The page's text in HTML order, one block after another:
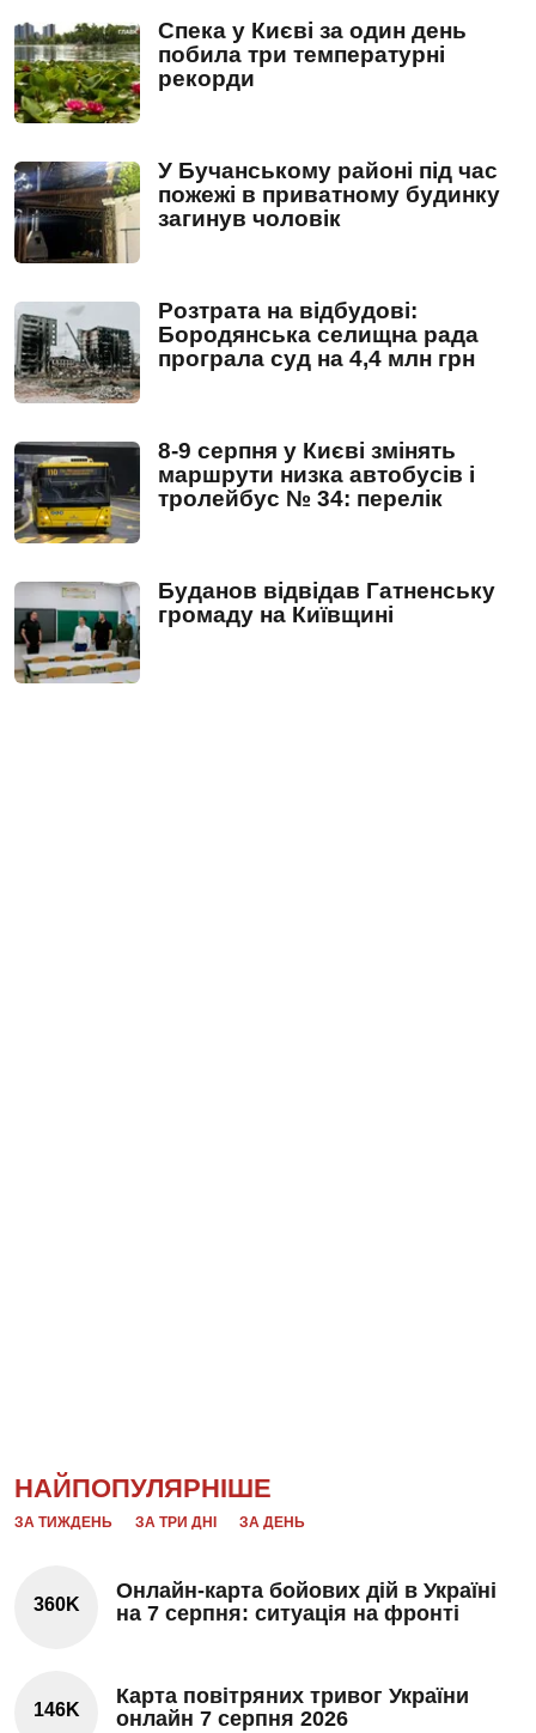
Спека у Києві за один день
побила три температурні
рекорди
У Бучанському районі під час
пожежі в приватному будинку
загинув чоловік
Розтрата на відбудові:
Бородянська селищна рада
програла суд на 4,4 млн грн
8-9 серпня у Києві змінять
маршрути низка автобусів і
тролейбус № 34: перелік
Буданов відвідав Гатненську
громаду на Київщині
НАЙПОПУЛЯРНІШЕ
ЗА ТИЖДЕНЬ ЗА ТРИ ДНІ ЗА ДЕНЬ
360K
Онлайн-карта бойових дій в Україні
на 7 серпня: ситуація на фронті
146K
Карта повітряних тривог України
онлайн 7 серпня 2026